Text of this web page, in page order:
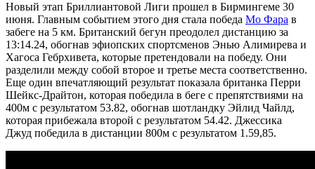
Новый этап Бриллиантовой Лиги прошел в Бирмингеме 30
июня. Главным событием этого дня стала победа Мо Фара в
забеге на 5 км. Британский бегун преодолел дистанцию за
13:14.24, обогнав эфиопских спортсменов Энью Алимирева и
Хагоса Гебрхивета, которые претендовали на победу. Они
разделили между собой второе и третье места соответственно.
Еще один впечатляющий результат показала британка Перри
Шейкс-Драйтон, которая победила в беге с препятствиями на
400м с результатом 53.82, обогнав шотландку Эйлид Чайлд,
которая прибежала второй с результатом 54.42. Джессика
Джуд победила в дистанции 800м с результатом 1.59,85.